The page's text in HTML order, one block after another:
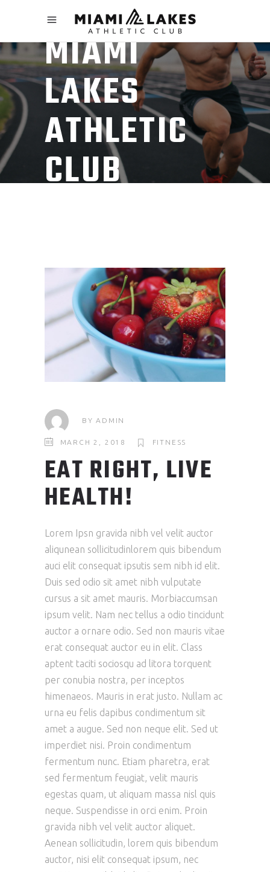
MIAMI
LAKES
ATHLETIC
CLUB
BYADMIN
MARCH 2, 2018 FITNESS
EAT RIGHT, LIVE
HEALTH!
Lorem Ipsn gravida nibh vel velit auctor
aliqunean sollicitudinlorem quis bibendum
auci elit consequat ipsutis sem nibh id elit.
Duis sed odio sit amet nibh vulputate
cursus a sit amet mauris. Morbiaccumsan
ipsum velit. Nam nec tellus a odio tincidunt
auctor a ornare odio. Sed non mauris vitae
erat consequat auctor eu in elit. Class
aptent taciti sociosqu ad litora torquent
per conubia nostra, per inceptos
himenaeos. Mauris in erat justo. Nullam ac
urna eu felis dapibus condimentum sit
amet a augue. Sed non neque elit. Sed ut
imperdiet nisi. Proin condimentum
fermentum nunc. Etiam pharetra, erat
sed fermentum feugiat, velit mauris
egestas quam, ut aliquam massa nisl quis
neque. Suspendisse in orci enim. Proin
gravida nibh vel velit auctor aliquet.
Aenean sollicitudin, lorem quis bibendum
auctor, nisi elit consequat ipsum, nec